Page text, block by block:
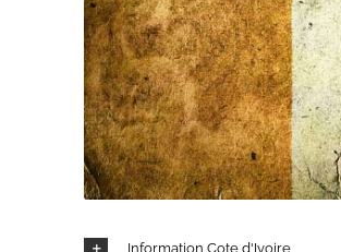
Information Cote d'Ivoire